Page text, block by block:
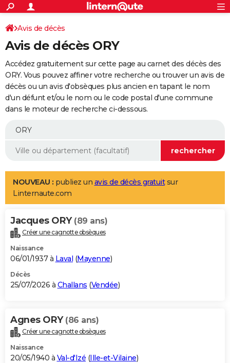
ACTUALITÉS
Politique
Société
Faits Divers
Education
Monde
Villes
+
SPORT
Coupe du monde 2026
Football
Tennis
Cyclisme
Rugby
Forum
Programme TV
TNT
Streaming
Cinéma
Sorties cinéma
Musique
+
FINANCE
Retraite
Impôts
Epargne
Immobilier
Risques naturels par ville
Banque
Assurance
Crédit
AUTO
Essais
Réserver un essai
Citadines
Berlines
SUV
Forum auto
+
Mobiles
Meilleur smartphone
Internet
Ordinateurs
Jeux vidéo
Guide high-tech
Aménagement intérieur
LIFESTYLE
Art de vivre
Bien-être
Loisirs
Mode
Modes de vie
Alimentation
Guide de la santé
Maladies
Médicaments
Sommeil
VOYAGE
Destinations
City break
Voyage nature
Voyage de noces
Forum
Climat
+PHOTO
GUIDES D'ACHAT
BONS PLANS
Carte de Noël
Carte Bonne année
Carte Saint-Valentin
Carte Pâques
Carte d'anniversaire
DICTIONNAIRE
Dictionnaire
Biographies
Citations
Expressions
Proverbes
PROGRAMME TV
Avis de décès
Avis de décès ORY
Accédez gratuitement sur cette page au carnet des décès des
ORY. Vous pouvez affiner votre recherche ou trouver un avis de
décès ou un avis d'obsèques plus ancien en tapant le nom
d'un défunt et/ou le nom ou le code postal d'une commune
dans le moteur de recherche ci-dessous.
NOUVEAU : publiez un avis de décès gratuitsur
Linternaute.com
Jacques ORY (89 ans)
Créer une cagnotte obsèques
Naissance
06/01/1937 à Laval (Mayenne)
Décès
25/07/2026 à Challans (Vendée)
Agnes ORY (86 ans)
Créer une cagnotte obsèques
Naissance
20/05/1940 à Val-d'Izé (Ille-et-Vilaine)